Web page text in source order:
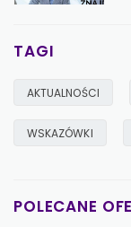
TAGI
AKTUALNOŚCI
WSKAZÓWKI
POLECANE